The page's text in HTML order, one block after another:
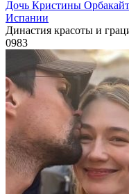
Дочь Кристины
Испании
Династия красоты и
0983